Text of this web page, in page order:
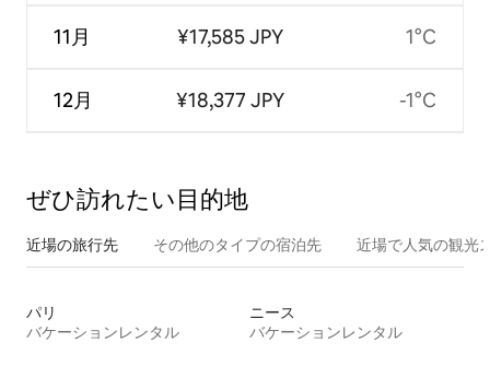
11月
12月
¥17,585 JPY
¥18,377 JPY
1°C
-1°C
ぜひ訪⁠れ⁠た⁠い目⁠的⁠地
近場の旅行先 その他のタ⁠イ⁠プ⁠の宿⁠泊⁠先 近場で人気の観光
パリ
バケーションレンタル
ニース
バケーションレンタル